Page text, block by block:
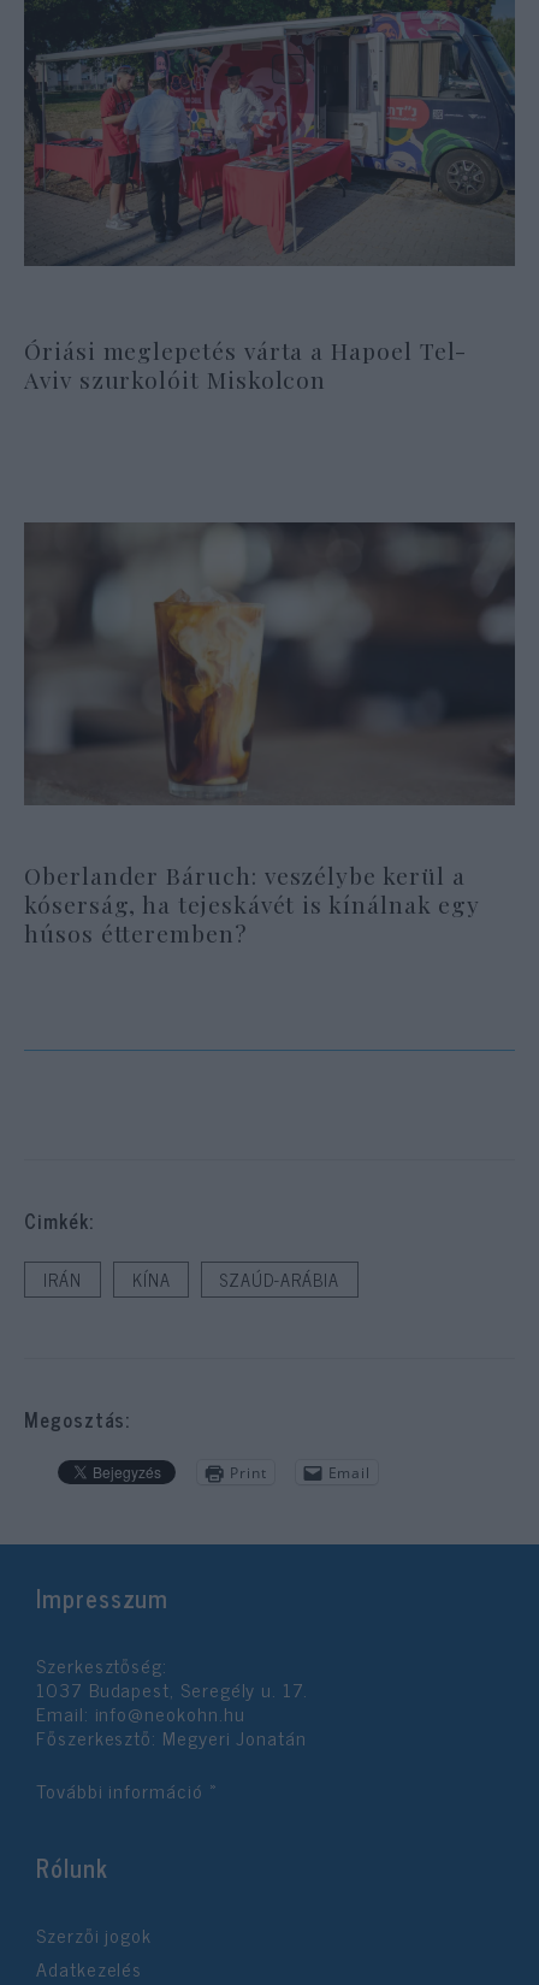
Óriási meglepetés várta a Hapoel Tel-
Aviv szurkolóit Miskolcon
Oberlander Báruch: veszélybe kerül a
kóserság, ha tejeskávét is kínálnak egy
húsos étteremben?
Cimkék:
IRÁN KÍNA SZAÚD-ARÁBIA
Megosztás:
Print Email
Impresszum
Szerkesztőség:
1037 Budapest, Seregély u. 17.
Email: info@neokohn.hu
Főszerkesztő: Megyeri Jonatán
További információ »
Rólunk
Szerzői jogok
Adatkezelés